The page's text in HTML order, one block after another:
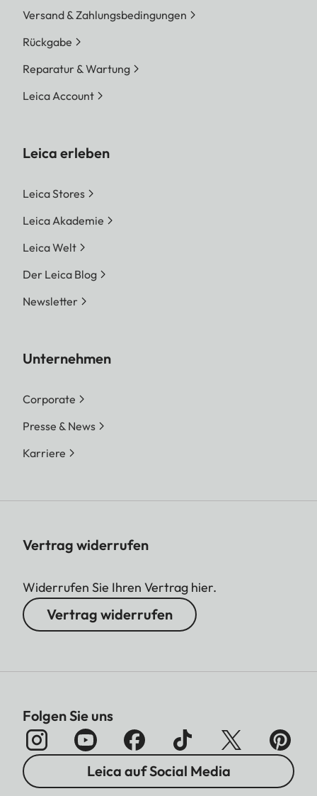
Versand & Zahlungsbedingungen
Rückgabe
Reparatur & Wartung
Leica Account
Leica erleben
Leica Stores
Leica Akademie
Leica Welt
Der Leica Blog
Newsletter
Unternehmen
Corporate
Presse & News
Karriere
Vertrag widerrufen
Widerrufen Sie Ihren Vertrag hier.
Vertrag widerrufen
Folgen Sie uns
Leica auf Social Media